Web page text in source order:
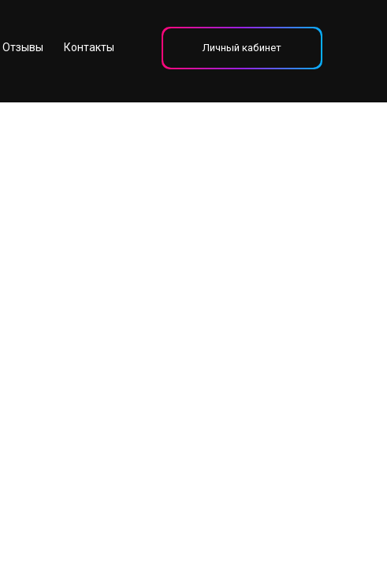
Отзывы Контакты Личный кабинет